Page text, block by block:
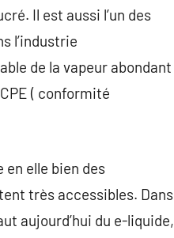
Il est aussi l’un des
l’industrie
de la vapeur abondant
( conformité
elle bien des
très accessibles. Dans
aujourd’hui du e-liquide,